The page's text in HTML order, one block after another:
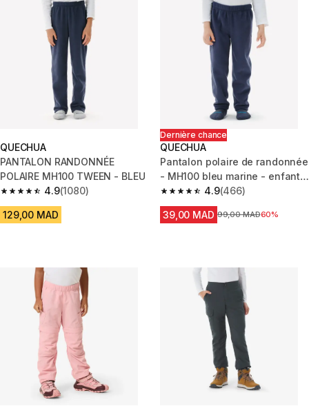
QUECHUA
PANTALON RANDONNÉE
POLAIRE MH100 TWEEN - BLEU
4.9
4.9 out of 5 stars from 1080 reviews
(1080)
129,00 MAD
Dernière chance
QUECHUA
Pantalon polaire de randonnée
- MH100 bleu marine - enfant 2
- 6 ans
4.9
4.9 out of 5 stars from 466
(466)
39,00 MAD Prix avant la réduction
99,00 MAD60%